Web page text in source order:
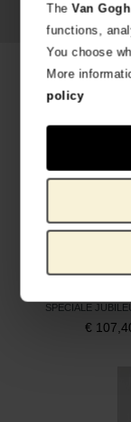
TheVan
functions,
You choose
More
policy
SPECIALE
€